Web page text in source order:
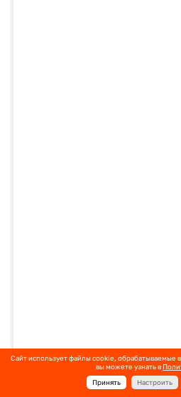
Избранное
Сайт использует файлы cookie,
вы можете узнать в
Принять
Настроить